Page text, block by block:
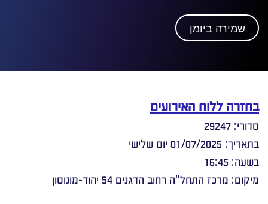
שמירה ביומן
בחזרה ללוח האירועים
סדורי: 29247
בתאריך: 01/07/2025 יום שלישי
בשעה: 16:45
מיקום: מרכז התחל"ה רחוב הדגנים 54 יהוד-מונוסון